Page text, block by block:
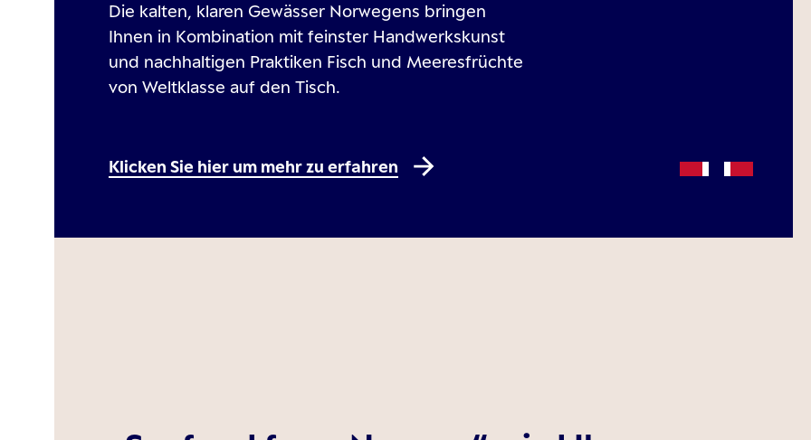
Die kalten, klaren Gewässer Norwegens bringen
Ihnen in Kombination mit feinster Handwerkskunst
und nachhaltigen Praktiken Fisch und Meeresfrüchte
von Weltklasse auf den Tisch.
Klicken Sie hier um mehr zu erfahren